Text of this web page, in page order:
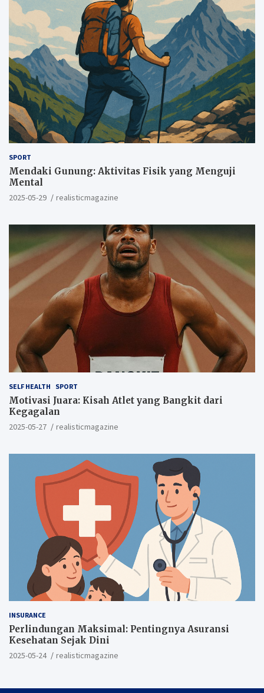
SPORT
Mendaki Gunung: Aktivitas Fisik yang Menguji
Mental
2025-05-29 realisticmagazine
SELF HEALTH SPORT
Motivasi Juara: Kisah Atlet yang Bangkit dari
Kegagalan
2025-05-27 realisticmagazine
INSURANCE
Perlindungan Maksimal: Pentingnya Asuransi
Kesehatan Sejak Dini
2025-05-24 realisticmagazine